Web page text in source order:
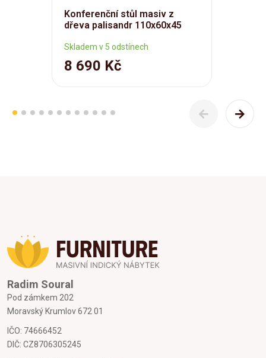
Konferenční stůl masiv z
dřeva palisandr 110x60x45
Skladem v 5 odstínech
8 690 Kč
Radim Soural
Pod zámkem 202
Moravský Krumlov 672 01
IČO: 74666452
DIČ: CZ8706305245